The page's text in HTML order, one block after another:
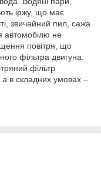
іржу, що має
звичайний пил, сажа
автомобілю не
повітря, що
фільтра двигуна.
фільтр
в складних умовах –